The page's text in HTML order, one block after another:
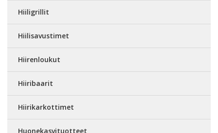
Hiiligrillit
Hiilisavustimet
Hiirenloukut
Hiiribaarit
Hiirikarkottimet
Huonekasvituotteet